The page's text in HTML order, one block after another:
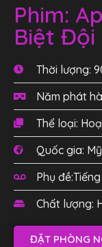
Phim:
Biệt Đội
Thời lượng:
Năm phát
Thể loại:
Quốc gia: Mỹ
Phụ
Chất lượng:
ĐẶT PHÒNG